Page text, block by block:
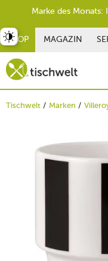
SHOP MAGAZIN
Tischwelt Marken
umschalten
Marke des Monats: